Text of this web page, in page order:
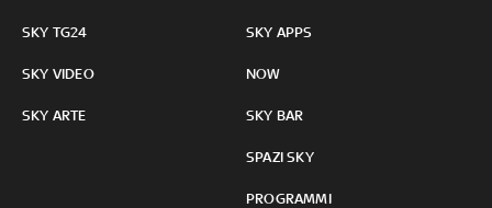
SKY TG24
SKY VIDEO
SKY ARTE
SKY APPS
NOW
SKY BAR
SPAZI SKY
PROGRAMMI